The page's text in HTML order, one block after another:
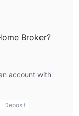
Broker?
account with
Deposit